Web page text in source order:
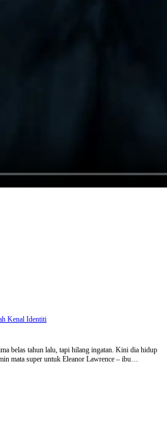
Click to unmute
Kenal Identiti
belas tahun lalu, tapi hilang ingatan. Kini dia hidup
mata super untuk Eleanor Lawrence – ibu
diseksa. Ketika maut menghampiri... Eleanor tarik
anak sebenar.